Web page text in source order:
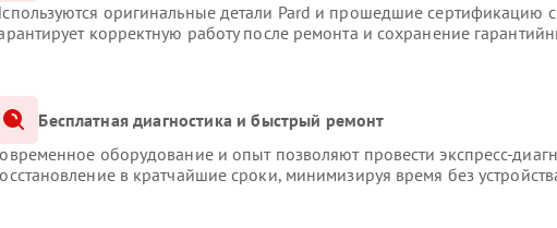
оригинальные детали Pard и прошедшие сертификацию
корректную работу после ремонта и сохранение
Бесплатная диагностика и быстрый ремонт
оборудование и опыт позволяют провести экспресс-
в кратчайшие сроки, минимизируя время без